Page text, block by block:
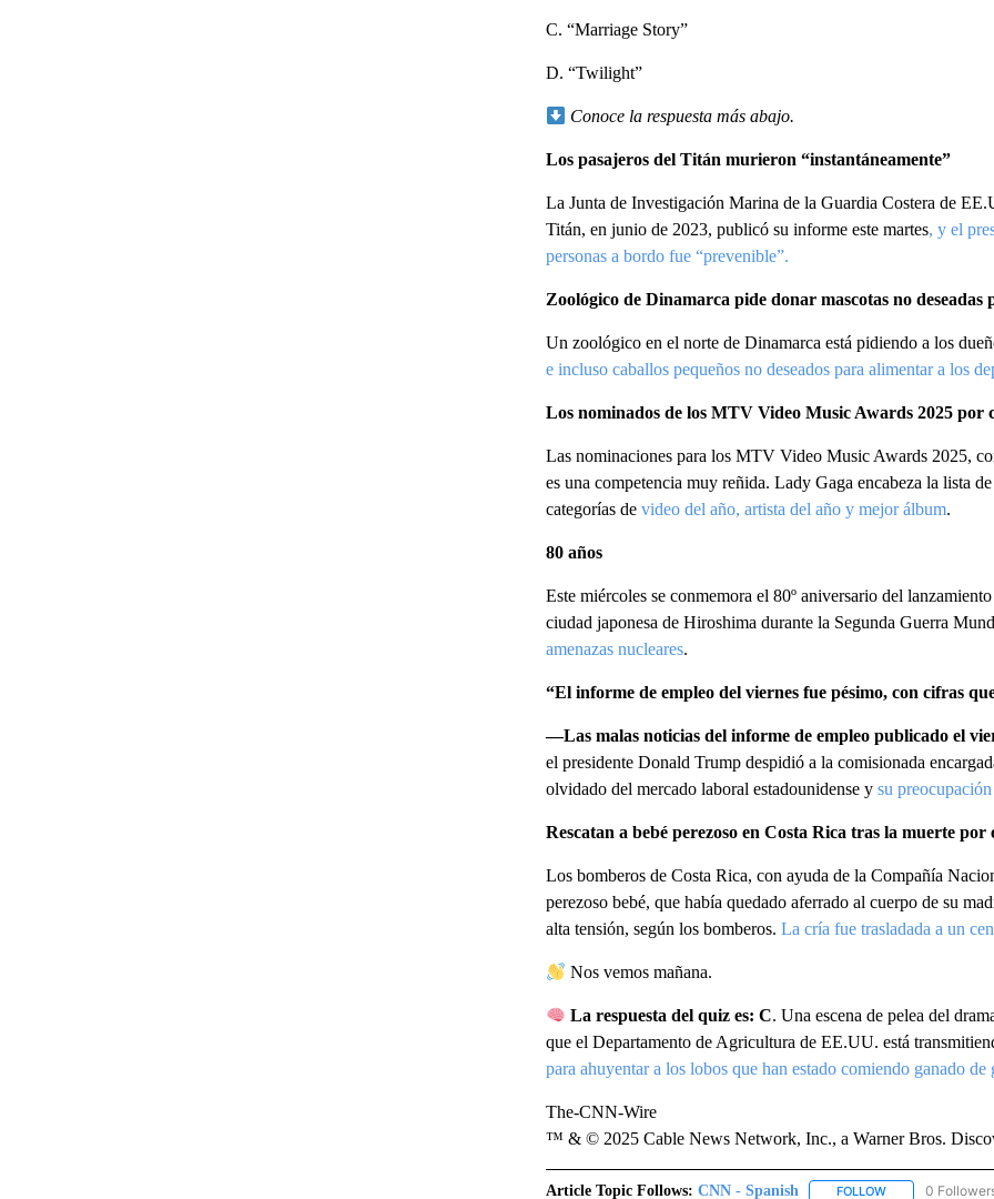
C. “Marriage Story”
D. “Twilight”
Conoce la respuesta más abajo.
Los pasajeros del Titán murieron “instantáneamente”
La Junta de Investigación Marina de la Guardia Costera de
Titán, en junio de 2023, publicó su informe este martes, y el
personas a bordo fue “prevenible”.
Zoológico de Dinamarca pide donar mascotas no
Un zoológico en el norte de Dinamarca está pidiendo a los
e incluso caballos pequeños no deseados para alimentar a los
Los nominados de los MTV Video Music Awards 2025 por
Las nominaciones para los MTV Video Music Awards 2025,
es una competencia muy reñida. Lady Gaga encabeza la lista
categorías de video del año, artista del año y mejor álbum.
80 años
Este miércoles se conmemora el 80º aniversario del
ciudad japonesa de Hiroshima durante la Segunda Guerra
amenazas nucleares.
“El informe de empleo del viernes fue pésimo, con cifras
—Las malas noticias del informe de empleo publicado el
el presidente Donald Trump despidió a la comisionada
olvidado del mercado laboral estadounidense y su
Rescatan a bebé perezoso en Costa Rica tras la muerte
Los bomberos de Costa Rica, con ayuda de la Compañía
perezoso bebé, que había quedado aferrado al cuerpo de su
alta tensión, según los bomberos. La cría fue trasladada a un
Nos vemos mañana.
La respuesta del quiz es: C. Una escena de pelea del
que el Departamento de Agricultura de EE.UU. está
para ahuyentar a los lobos que han estado comiendo ganado de
The-CNN-Wire
™ & © 2025 Cable News Network, Inc., a Warner Bros.
Article Topic Follows: CNN - Spanish FOLLOWFOLLOW "CNN -
0